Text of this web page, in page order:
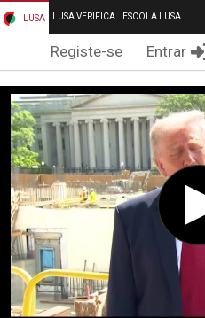
LUSA LUSA VERIFICA ESCOLA LUSA
Registe-se Entrar